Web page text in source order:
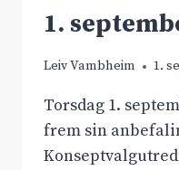
1.
Leiv Vambheim 1.
Torsdag 1.
frem sin